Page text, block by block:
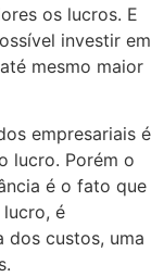
os lucros. E
investir em
mesmo maior
empresariais é
lucro. Porém o
é o fato que
é
dos custos, uma